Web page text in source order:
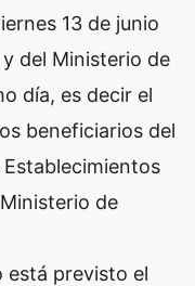
13 de junio
del Ministerio de
día, es decir el
beneficiarios del
de
está previsto el